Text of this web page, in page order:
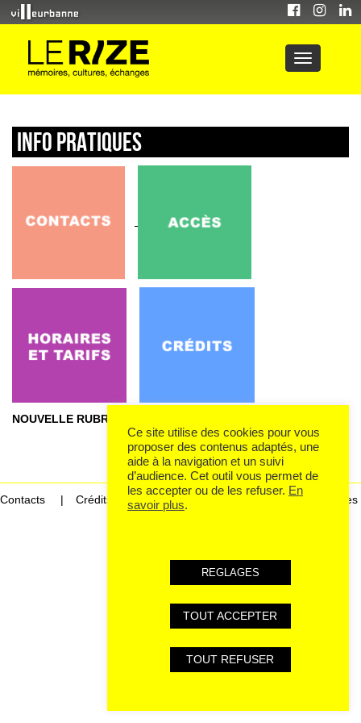
INFO PRATIQUES
NOUVELLE RUBRIQUE :
Contacts Crédits Mentions légales et données personnelles
Ce site utilise des cookies pour vous
proposer des contenus adaptés, une
aide à la navigation et un suivi
d’audience. Cet outil vous permet de
les accepter ou de les refuser. En
savoir plus.
REGLAGES
TOUT ACCEPTER
TOUT REFUSER